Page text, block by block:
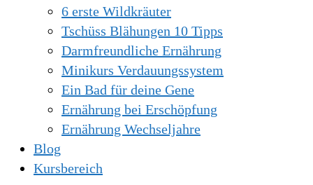
6 erste Wildkräuter
Tschüss Blähungen 10 Tipps
Darmfreundliche Ernährung
Minikurs Verdauungssystem
Ein Bad für deine Gene
Ernährung bei Erschöpfung
Ernährung Wechseljahre
Blog
Kursbereich